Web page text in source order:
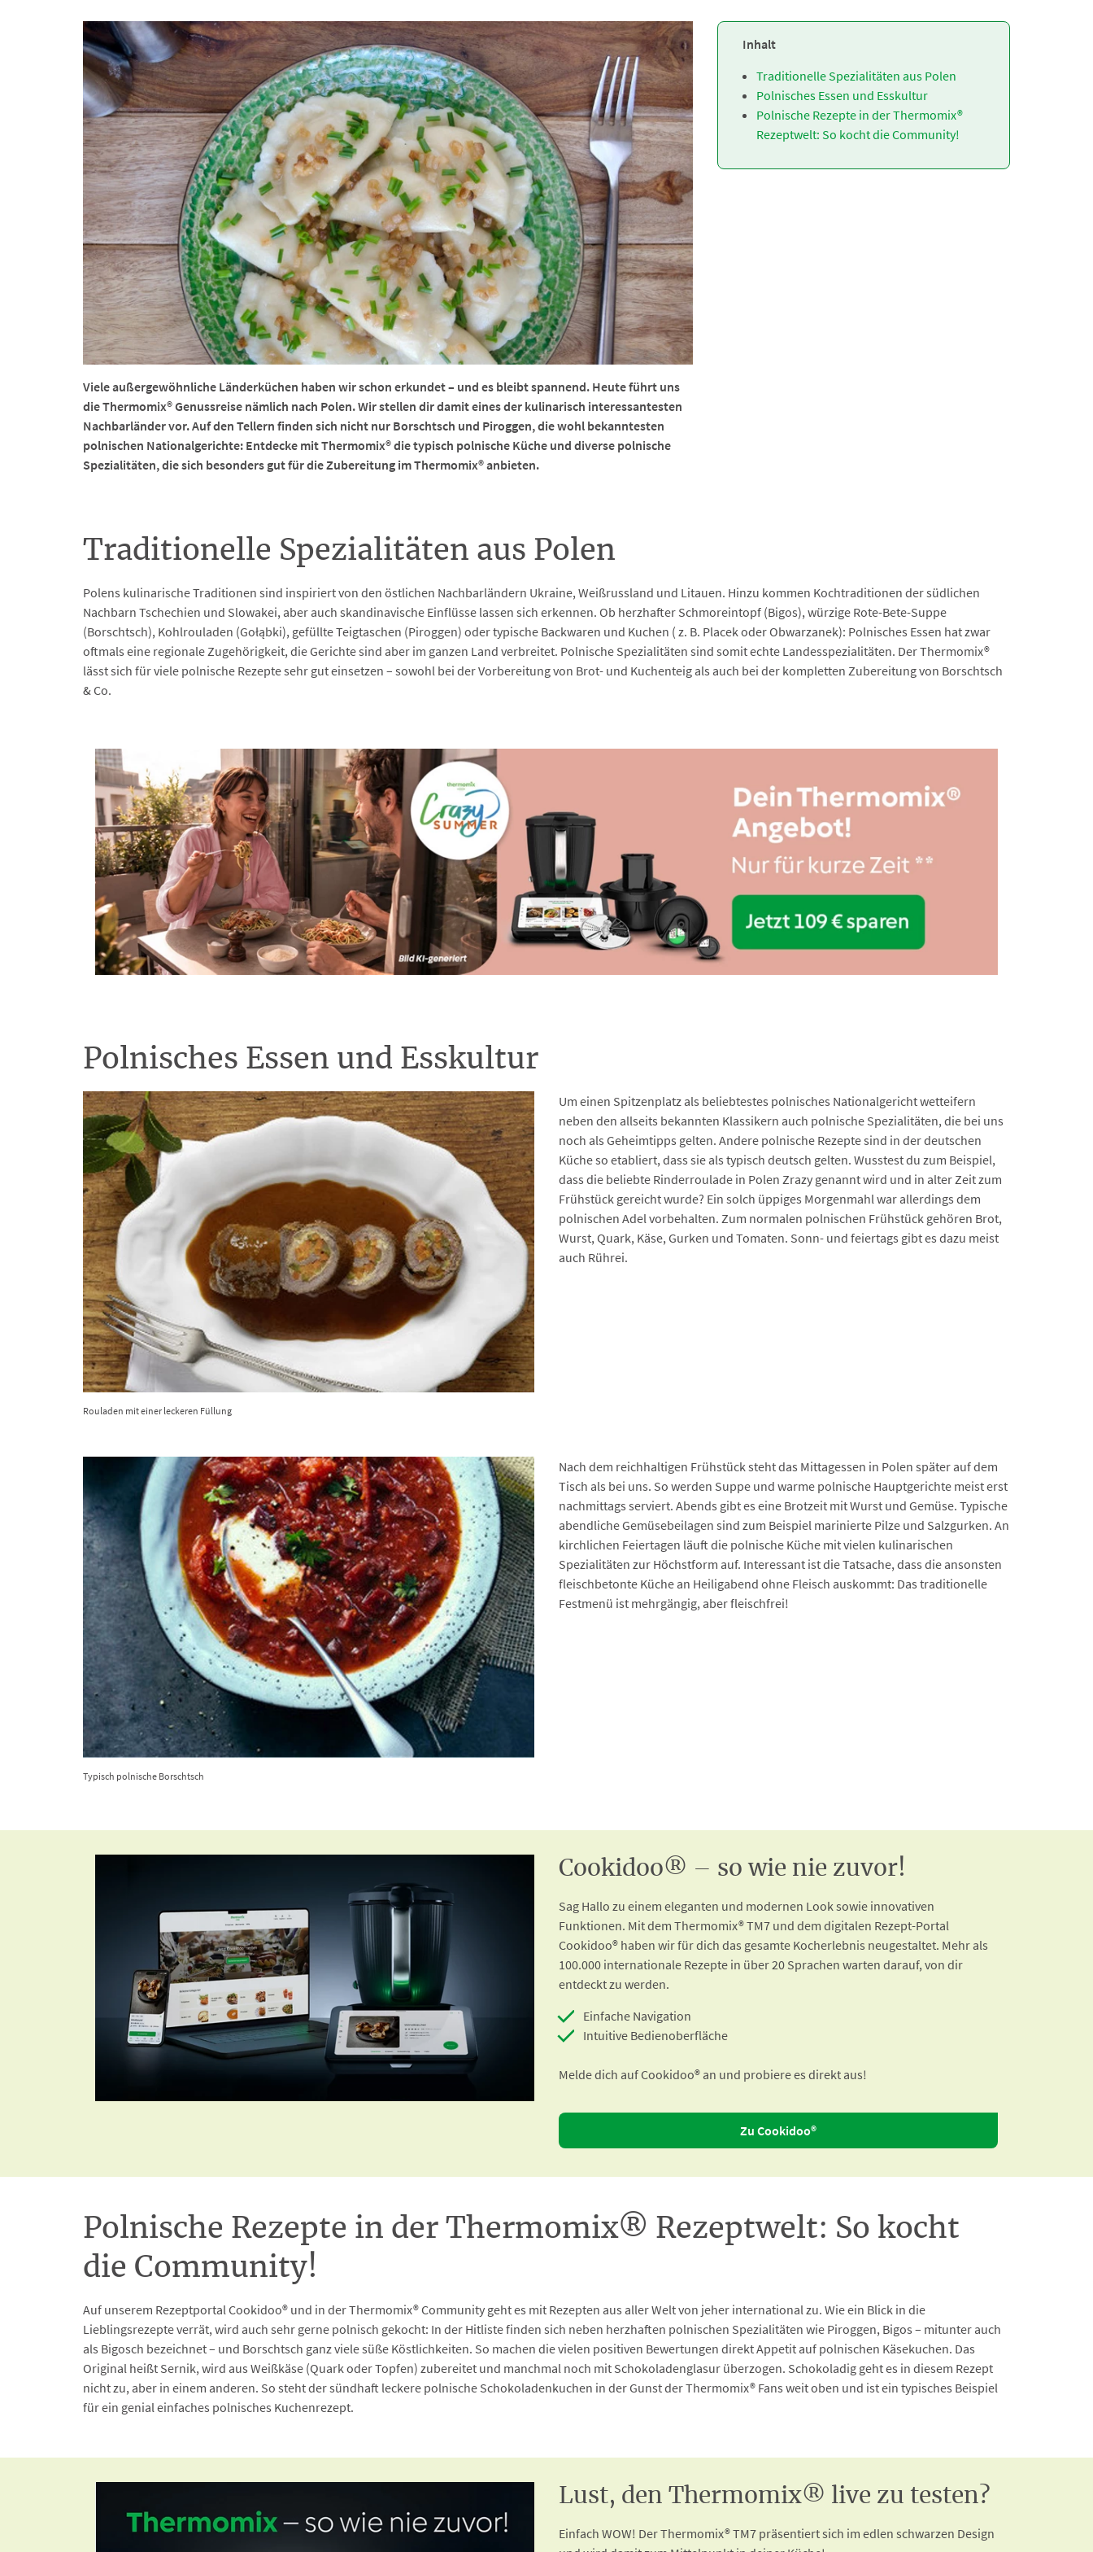
Viele außergewöhnliche Länderküchen haben wir schon erkundet – und es bleibt spannend. Heute führt uns
die Thermomix® Genussreise nämlich nach Polen. Wir stellen dir damit eines der kulinarisch interessantesten
Nachbarländer vor. Auf den Tellern finden sich nicht nur Borschtsch und Piroggen, die wohl bekanntesten
polnischen Nationalgerichte: Entdecke mit Thermomix® die typisch polnische Küche und diverse polnische
Spezialitäten, die sich besonders gut für die Zubereitung im Thermomix® anbieten.
Inhalt
Traditionelle Spezialitäten aus Polen
Polnisches Essen und Esskultur
Polnische Rezepte in der Thermomix®
Rezeptwelt: So kocht die Community!
Traditionelle Spezialitäten aus Polen
Polens kulinarische Traditionen sind inspiriert von den östlichen Nachbarländern Ukraine, Weißrussland und Litauen. Hinzu kommen Kochtraditionen der südlichen
Nachbarn Tschechien und Slowakei, aber auch skandinavische Einflüsse lassen sich erkennen. Ob herzhafter Schmoreintopf (Bigos), würzige Rote-Bete-Suppe
(Borschtsch), Kohlrouladen (Gołąbki), gefüllte Teigtaschen (Piroggen) oder typische Backwaren und Kuchen ( z. B. Placek oder Obwarzanek): Polnisches Essen hat zwar
oftmals eine regionale Zugehörigkeit, die Gerichte sind aber im ganzen Land verbreitet. Polnische Spezialitäten sind somit echte Landesspezialitäten. Der Thermomix®
lässt sich für viele polnische Rezepte sehr gut einsetzen – sowohl bei der Vorbereitung von Brot- und Kuchenteig als auch bei der kompletten Zubereitung von Borschtsch
& Co.
Polnisches Essen und Esskultur
Rouladen mit einer leckeren Füllung
Um einen Spitzenplatz als beliebtestes polnisches Nationalgericht wetteifern
neben den allseits bekannten Klassikern auch polnische Spezialitäten, die bei uns
noch als Geheimtipps gelten. Andere polnische Rezepte sind in der deutschen
Küche so etabliert, dass sie als typisch deutsch gelten. Wusstest du zum Beispiel,
dass die beliebte Rinderroulade in Polen Zrazy genannt wird und in alter Zeit zum
Frühstück gereicht wurde? Ein solch üppiges Morgenmahl war allerdings dem
polnischen Adel vorbehalten. Zum normalen polnischen Frühstück gehören Brot,
Wurst, Quark, Käse, Gurken und Tomaten. Sonn- und feiertags gibt es dazu meist
auch Rührei.
Typisch polnische Borschtsch
Nach dem reichhaltigen Frühstück steht das Mittagessen in Polen später auf dem
Tisch als bei uns. So werden Suppe und warme polnische Hauptgerichte meist erst
nachmittags serviert. Abends gibt es eine Brotzeit mit Wurst und Gemüse. Typische
abendliche Gemüsebeilagen sind zum Beispiel marinierte Pilze und Salzgurken. An
kirchlichen Feiertagen läuft die polnische Küche mit vielen kulinarischen
Spezialitäten zur Höchstform auf. Interessant ist die Tatsache, dass die ansonsten
fleischbetonte Küche an Heiligabend ohne Fleisch auskommt: Das traditionelle
Festmenü ist mehrgängig, aber fleischfrei!
Cookidoo® – so wie nie zuvor!
Sag Hallo zu einem eleganten und modernen Look sowie innovativen
Funktionen. Mit dem Thermomix® TM7 und dem digitalen Rezept-Portal
Cookidoo® haben wir für dich das gesamte Kocherlebnis neugestaltet. Mehr als
100.000 internationale Rezepte in über 20 Sprachen warten darauf, von dir
entdeckt zu werden.
Einfache Navigation
Intuitive Bedienoberfläche
Melde dich auf Cookidoo® an und probiere es direkt aus!
Zu Cookidoo®
Polnische Rezepte in der Thermomix® Rezeptwelt: So kocht
die Community!
Auf unserem Rezeptportal Cookidoo® und in der Thermomix® Community geht es mit Rezepten aus aller Welt von jeher international zu. Wie ein Blick in die
Lieblingsrezepte verrät, wird auch sehr gerne polnisch gekocht: In der Hitliste finden sich neben herzhaften polnischen Spezialitäten wie Piroggen, Bigos – mitunter auch
als Bigosch bezeichnet – und Borschtsch ganz viele süße Köstlichkeiten. So machen die vielen positiven Bewertungen direkt Appetit auf polnischen Käsekuchen. Das
Original heißt Sernik, wird aus Weißkäse (Quark oder Topfen) zubereitet und manchmal noch mit Schokoladenglasur überzogen. Schokoladig geht es in diesem Rezept
nicht zu, aber in einem anderen. So steht der sündhaft leckere polnische Schokoladenkuchen in der Gunst der Thermomix® Fans weit oben und ist ein typisches Beispiel
für ein genial einfaches polnisches Kuchenrezept.
Lust, den Thermomix® live zu testen?
Einfach WOW! Der Thermomix® TM7 präsentiert sich im edlen schwarzen Design